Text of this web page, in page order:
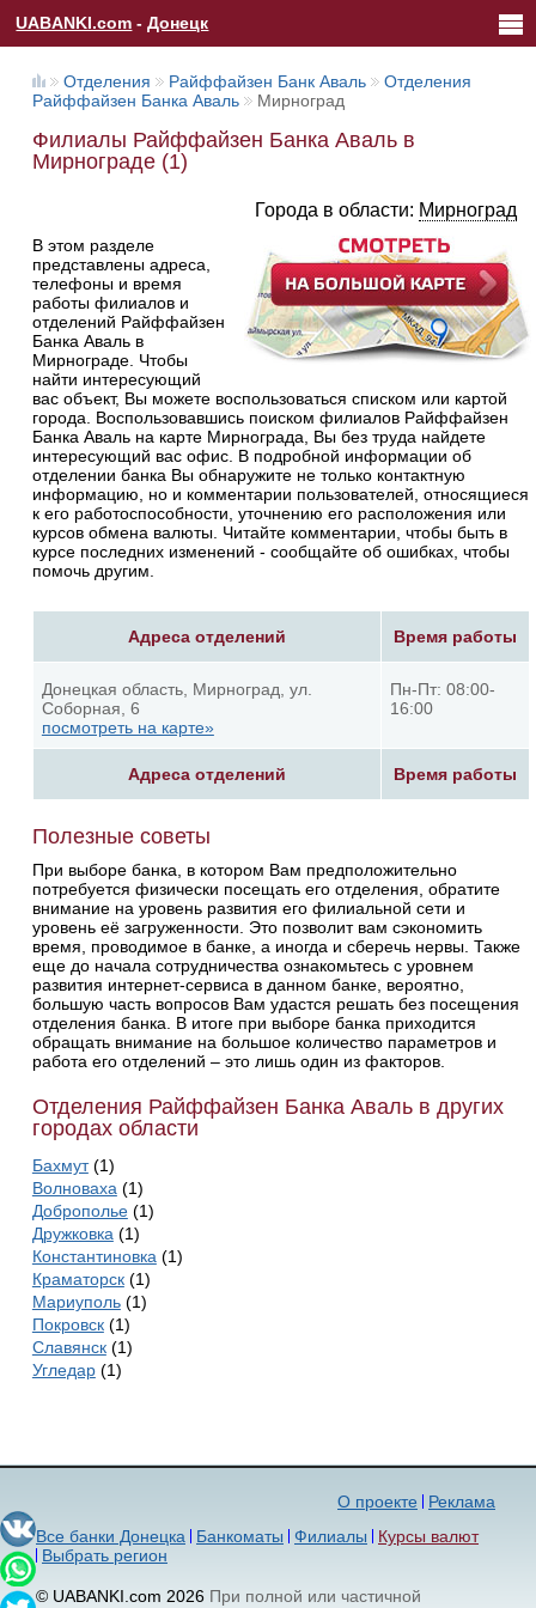
UABANKI.com -Донецк
Отделения Райффайзен Банк Аваль
Отделения
Райффайзен Банка Аваль
Мирноград
Филиалы Райффайзен Банка Аваль в
Мирнограде (1)
Города в области: Мирноград
В этом разделе
представлены адреса,
телефоны и время
работы филиалов и
отделений Райффайзен
Банка Аваль в
Мирнограде. Чтобы
найти интересующий
вас объект, Вы можете воспользоваться списком или картой
города. Воспользовавшись поиском филиалов Райффайзен
Банка Аваль на карте Мирнограда, Вы без труда найдете
интересующий вас офис. В подробной информации об
отделении банка Вы обнаружите не только контактную
информацию, но и комментарии пользователей, относящиеся
к его работоспособности, уточнению его расположения или
курсов обмена валюты. Читайте комментарии, чтобы быть в
курсе последних изменений - сообщайте об ошибках, чтобы
помочь другим.
Адреса отделений Время работы
Адреса отделений Время работы
Донецкая область, Мирноград, ул.
Соборная, 6
посмотреть на карте»
Пн-Пт: 08:00-
16:00
Полезные советы
При выборе банка, в котором Вам предположительно
потребуется физически посещать его отделения, обратите
внимание на уровень развития его филиальной сети и
уровень её загруженности. Это позволит вам сэкономить
время, проводимое в банке, а иногда и сберечь нервы. Также
еще до начала сотрудничества ознакомьтесь с уровнем
развития интернет-сервиса в данном банке, вероятно,
большую часть вопросов Вам удастся решать без посещения
отделения банка. В итоге при выборе банка приходится
обращать внимание на большое количество параметров и
работа его отделений – это лишь один из факторов.
Отделения Райффайзен Банка Аваль в других
городах области
Бахмут(1)
Волноваха (1)
Доброполье(1)
Дружковка (1)
Константиновка (1)
Краматорск(1)
Мариуполь(1)
Покровск(1)
Славянск(1)
Угледар(1)
Реклама
О проекте
Все банки Донецка
Банкоматы Филиалы
Курсы валют
Выбрать регион
© UABANKI.com 2026 При полной или частичной